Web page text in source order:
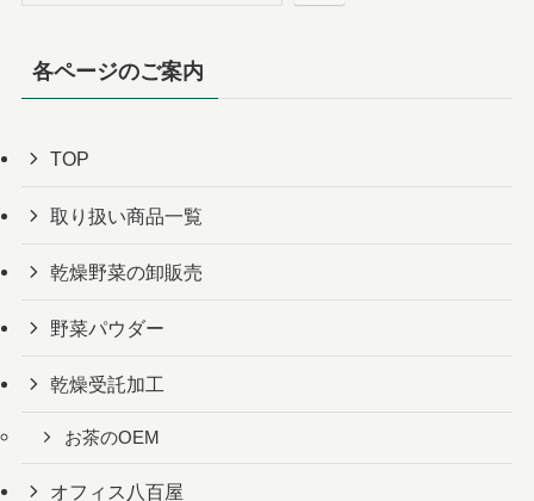
各ページのご案内
TOP
取り扱い商品一覧
乾燥野菜の卸販売
野菜パウダー
乾燥受託加工
お茶のOEM
オフィス八百屋